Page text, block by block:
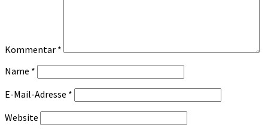
Kommentar *
Name *
E-Mail-Adresse *
Website